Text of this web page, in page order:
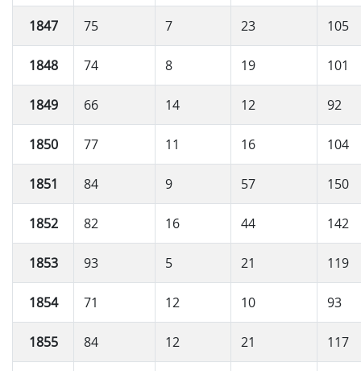
1847 75 7 23 105
1848 74 8 19 101
1849 66 14 12 92
1850 77 11 16 104
1851 84 9 57 150
1852 82 16 44 142
1853 93 5 21 119
1854 71 12 10 93
1855 84 12 21 117